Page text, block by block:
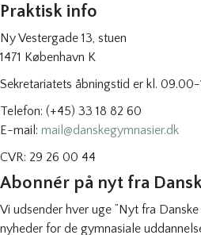
Praktisk info
Ny Vestergade 13, stuen
1471 København K
Sekretariatets åbningstid er kl.
Telefon: (+45) 33 18 82 60
E-mail: mail@danskegymnasier.dk
CVR: 29 26 00 44
Abonnér på nyt fra
Vi udsender hver uge ”Nyt fra
nyheder for de gymnasiale